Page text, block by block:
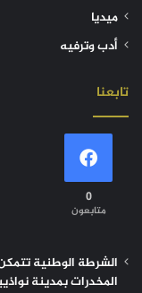
ميديا
أدب وترفيه
تابعنا
0
متابعون
الشرطة الوطنية
المخدرات بمدينة